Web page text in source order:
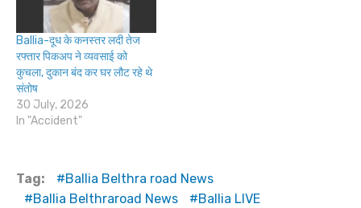
Ballia-दूध के कनस्तर लदी तेज
रफ्तार पिकअप ने व्यवसाई को
कुचला, दुकान बंद कर घर लौट रहे थे
संतोष
30 July, 2026
In "Accident"
Tag:
Ballia Belthra road News
Ballia Belthraroad News
Ballia LIVE